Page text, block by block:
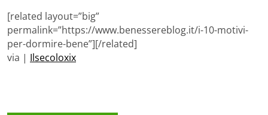
[related layout=”big”
permalink=”https://www.benessereblog.it/i-10-motivi-
per-dormire-bene”][/related]
via | Ilsecoloxix